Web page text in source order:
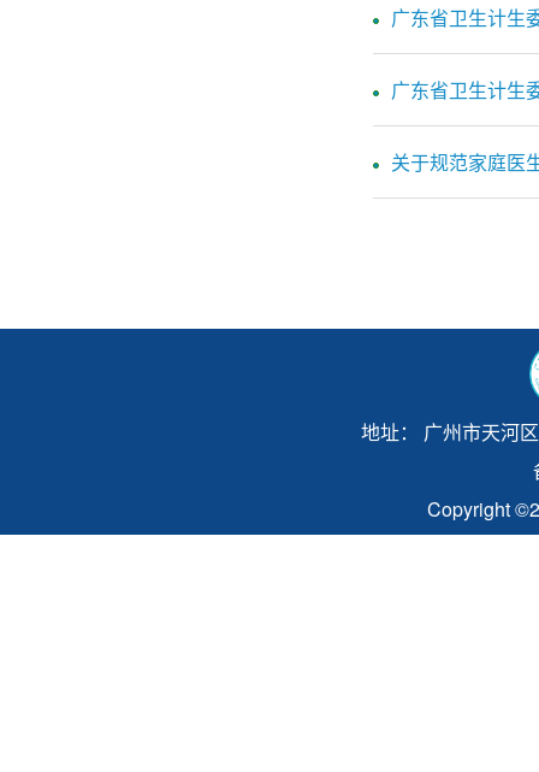
广东省卫生计生
广东省卫生计生
关于规范家庭医
地址： 广州市天河
Copyright